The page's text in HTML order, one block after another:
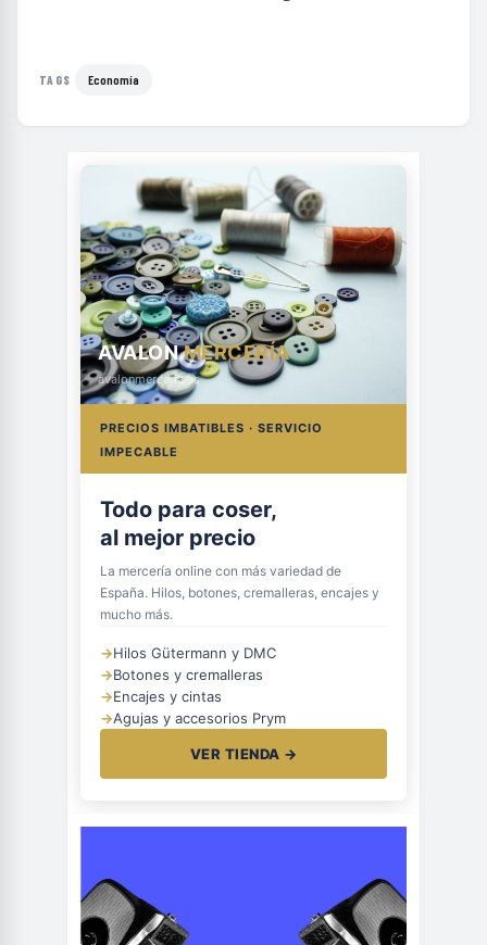
TAGS Economía
AVALONMERCERÍA
avalonmerceria.es
PRECIOS IMBATIBLES · SERVICIO
IMPECABLE
Todo para coser,
al mejor precio
La mercería online con más variedad de
España. Hilos, botones, cremalleras, encajes y
mucho más.
→Hilos Gütermann y DMC
→Botones y cremalleras
→Encajes y cintas
→Agujas y accesorios Prym
VER TIENDA →